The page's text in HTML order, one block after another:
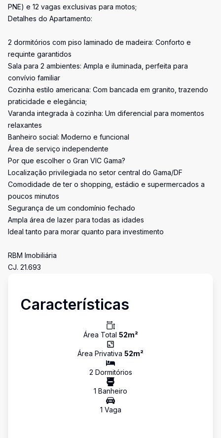
PNE) e 12 vagas exclusivas para motos;
Detalhes do Apartamento:
2 dormitórios com piso laminado de madeira: Conforto e
requinte garantidos
Sala para 2 ambientes: Ampla e iluminada, perfeita para
convívio familiar
Cozinha estilo americana: Com bancada em granito, trazendo
praticidade e elegância;
Varanda integrada à cozinha: Um diferencial para momentos
relaxantes
Banheiro social: Moderno e funcional
Área de serviço independente
Por que escolher o Gran VIC Gama?
Localização privilegiada no setor central do Gama/DF
Comodidade de ter o shopping, estádio e supermercados a
poucos minutos
Segurança de um condomínio fechado
Ampla área de lazer para todas as idades
Ideal tanto para morar quanto para investimento
RBM Imobiliária
CJ. 21.693
Características
Área Total 52m²
Área Privativa 52m²
2 Dormitórios
1 Banheiro
1 Vaga